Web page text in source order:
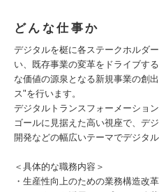
どんな仕事か
デジタルを梃に各ステークホルダ
い、既存事業の変革をドライブす
な価値の源泉となる新規事業の創
ス"を行います。
デジタルトランスフォーメーショ
ゴールに見据えた高い視座で、デ
開発などの幅広いテーマでデジタル
＜具体的な職務内容＞
・生産性向上のための業務構造改革